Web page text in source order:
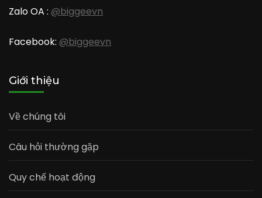
Zalo OA : @biggeevn
Facebook: @biggeevn
Giới thiệu
Về chúng tôi
Câu hỏi thường gặp
Quy chế hoạt động